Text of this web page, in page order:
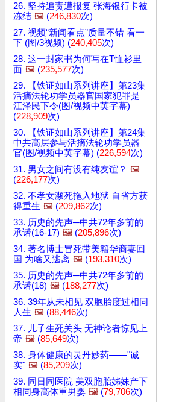
26. 坚持追责遭报复 张海银行卡被
冻结 🖼️ (246,830次)
27. 视频“新闻看点”质量不错 看一
下 (图/3视频) (240,405次)
28. 这一封家书为何写在T恤衫里
面 🖼️ (235,577次)
29. 【铁证如山系列讲座】第23集
活摘法轮功学员器官国家犯罪是
江泽民下令(图/视频中英字幕)
(228,909次)
30. 【铁证如山系列讲座】第24集
中共高层参与活摘法轮功学员器
官(图/视频中英字幕) (226,594次)
31. 男女之间有没有纯友谊？ 🖼️
(226,177次)
32. 不孝女濒死拖入地狱 自省方获
得重生 🖼️ (209,862次)
33. 历史的先声─中共72年多前的
承诺(16-17) 🖼️ (205,896次)
34. 著名博士冒死带美籍华裔妻回
国 为啥又逃离 🖼️ (193,310次)
35. 历史的先声─中共72年多前的
承诺(18) 🖼️ (188,277次)
36. 39年从未相见 双胞胎度过相同
人生 🖼️ (88,446次)
37. 儿子生死关头 无神论者惊见上
帝 🖼️ (85,649次)
38. 身体健康的灵丹妙药——"诚
实" 🖼️ (85,209次)
39. 同日同医院 美双胞胎姊妹产下
相同身高体重男婴 🖼️ (79,706次)